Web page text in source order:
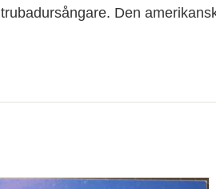
trubadursångare. Den